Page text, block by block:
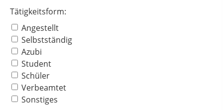
Tätigkeitsform:
Angestellt
Selbstständig
Azubi
Student
Schüler
Verbeamtet
Sonstiges